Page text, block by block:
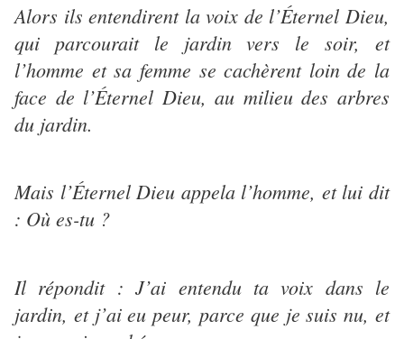
Alors ils entendirent la voix de l’Éternel Dieu,
qui parcourait le jardin vers le soir, et
l’homme et sa femme se cachèrent loin de la
face de l’Éternel Dieu, au milieu des arbres
du jardin.
Mais l’Éternel Dieu appela l’homme, et lui dit
: Où es-tu ?
Il répondit : J’ai entendu ta voix dans le
jardin, et j’ai eu peur, parce que je suis nu, et